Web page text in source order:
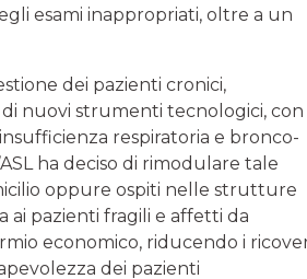
esami inappropriati, oltre a un
dei pazienti cronici,
nuovi strumenti tecnologici, con
respiratoria e bronco-
ha deciso di rimodulare tale
oppure ospiti nelle strutture
ai pazienti fragili e affetti da
economico, riducendo i
dei pazienti